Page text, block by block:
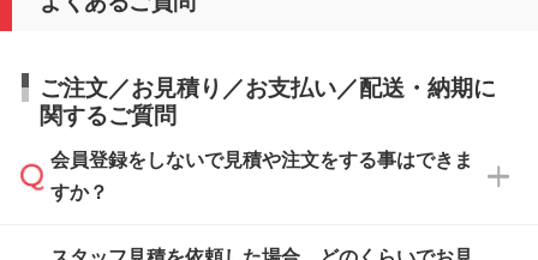
ご注文／お見積り／お支払い／配送・納期に
関するご質問
会員登録をしないで見積や注文をする事はできま
すか？